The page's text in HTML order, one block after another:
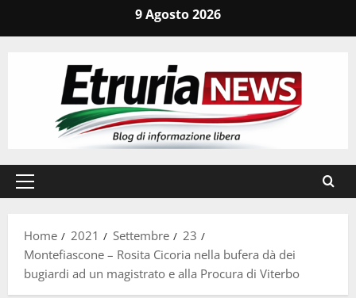
9 Agosto 2026
Menu
Home
2021 Settembre
23
Montefiascone – Rosita Cicoria nella bufera dà dei
bugiardi ad un magistrato e alla Procura di Viterbo